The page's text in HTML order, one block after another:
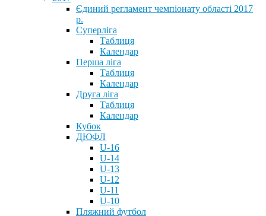
Єдиний регламент чемпіонату області 2017
р.
Суперліга
Таблиця
Календар
Перша ліга
Таблиця
Календар
Друга ліга
Таблиця
Календар
Кубок
ДЮФЛ
U-16
U-14
U-13
U-12
U-11
U-10
Пляжний футбол